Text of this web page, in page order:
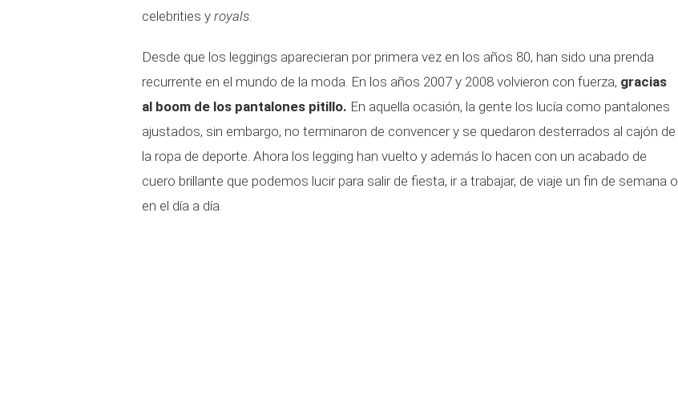
celebrities y royals.
Desde que los leggings aparecieran por primera vez en los años 80, han sido una prenda
recurrente en el mundo de la moda. En los años 2007 y 2008 volvieron con fuerza, gracias
al boom de los pantalones pitillo. En aquella ocasión, la gente los lucía como pantalones
ajustados, sin embargo, no terminaron de convencer y se quedaron desterrados al cajón de
la ropa de deporte. Ahora los legging han vuelto y además lo hacen con un acabado de
cuero brillante que podemos lucir para salir de fiesta, ir a trabajar, de viaje un fin de semana o
en el día a día.